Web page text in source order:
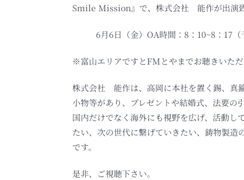
Smile Mission』で、株式会社 能作が出演致
6月6日（金）OA時間：8：10~8：17（
※富山エリアですとFMとやまでお聴きいただ
株式会社 能作は、高岡に本社を置く錫、真
小物等があり、プレゼントや結婚式、法要の
国内だけでなく海外にも視野を広げ、活動し
たい、次の世代に繋げていきたい、鋳物製
です。
是非、ご視聴下さい。